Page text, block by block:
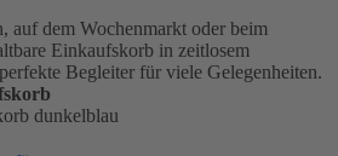
auf dem Wochenmarkt oder beim
Einkaufskorb in zeitlosem
Begleiter für viele Gelegenheiten.
dunkelblau